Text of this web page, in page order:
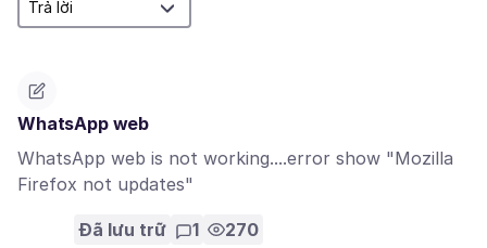
WhatsApp web
WhatsApp web is not working....error show "Mozilla
Firefox not updates"
Đã lưu trữ 1 270